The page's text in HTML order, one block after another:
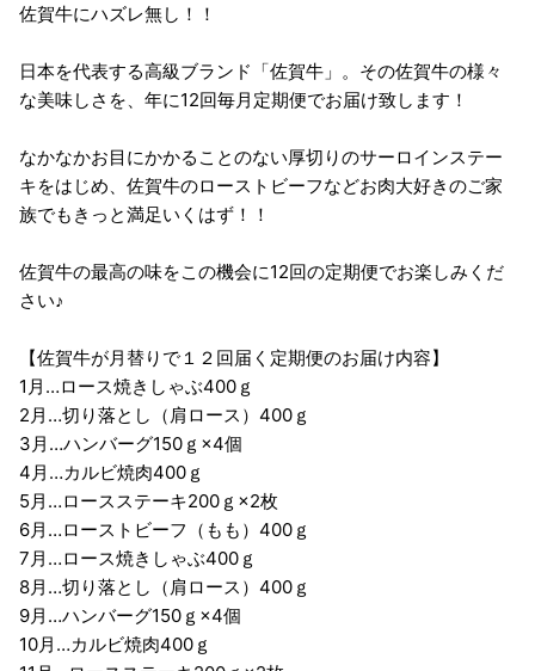
佐賀牛にハズレ無し！！
日本を代表する高級ブランド「佐賀牛」。その佐賀牛の様々
な美味しさを、年に12回毎月定期便でお届け致します！
なかなかお目にかかることのない厚切りのサーロインステー
キをはじめ、佐賀牛のローストビーフなどお肉大好きのご家
族でもきっと満足いくはず！！
佐賀牛の最高の味をこの機会に12回の定期便でお楽しみくだ
さい♪
【佐賀牛が月替りで１２回届く定期便のお届け内容】
1月…ロース焼きしゃぶ400ｇ
2月…切り落とし（肩ロース）400ｇ
3月…ハンバーグ150ｇ×4個
4月…カルビ焼肉400ｇ
5月…ロースステーキ200ｇ×2枚
6月…ローストビーフ（もも）400ｇ
7月…ロース焼きしゃぶ400ｇ
8月…切り落とし（肩ロース）400ｇ
9月…ハンバーグ150ｇ×4個
10月…カルビ焼肉400ｇ